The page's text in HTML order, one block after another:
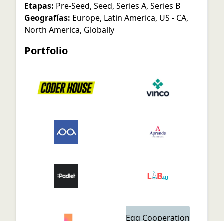
Etapas: Pre-Seed, Seed, Series A, Series B
Geografías: Europe, Latin America, US - CA,
North America, Globally
Portfolio
Egg Cooperation